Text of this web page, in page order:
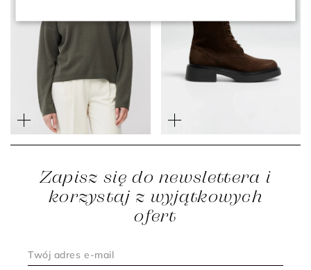
Sweter golf z wełną
merynosową i kaszmirem
999 zł
499 zł
Zapisz się do newslettera i
korzystaj z wyjątkowych
ofert